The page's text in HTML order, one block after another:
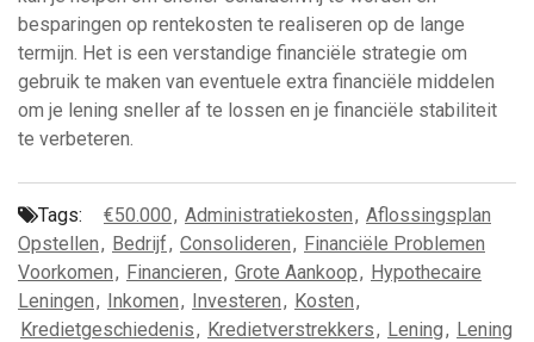
besparingen op rentekosten te realiseren op de lange
termijn. Het is een verstandige financiële strategie om
gebruik te maken van eventuele extra financiële middelen
om je lening sneller af te lossen en je financiële stabiliteit
te verbeteren.
Tags: €50.000, Administratiekosten, Aflossingsplan
Opstellen, Bedrijf, Consolideren, Financiële Problemen
Voorkomen, Financieren, Grote Aankoop, Hypothecaire
Leningen, Inkomen, Investeren, Kosten,
Kredietgeschiedenis, Kredietverstrekkers, Lening, Lening